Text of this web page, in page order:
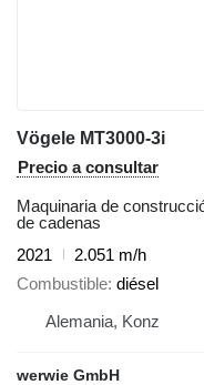
Vögele MT3000-3i
Precio a consultar
Maquinaria de
de cadenas
2021
2.051 m/h
Combustible diésel
Alemania, Konz
werwie GmbH